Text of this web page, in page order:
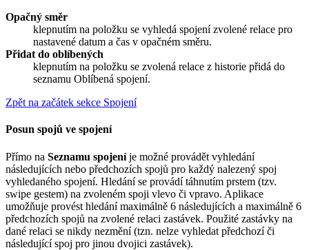
Opačný směr
klepnutím na položku se vyhledá spojení zvolené relace pro
nastavené datum a čas v opačném směru.
Přidat do oblíbených
klepnutím na položku se zvolená relace z historie přidá do
seznamu Oblíbená spojení.
Zpět na začátek sekce Spojení
Posun spojů ve spojení
Přímo na Seznamu spojeníje možné provádět vyhledání
následujících nebo předchozích spojů pro každý nalezený spoj
vyhledaného spojení. Hledání se provádí táhnutím prstem (tzv.
swipe gestem) na zvoleném spoji vlevo či vpravo. Aplikace
umožňuje provést hledání maximálně 6 následujících a maximálně 6
předchozích spojů na zvolené relaci zastávek. Použité zastávky na
dané relaci se nikdy nezmění (tzn. nelze vyhledat předchozí či
následující spoj pro jinou dvojici zastávek).